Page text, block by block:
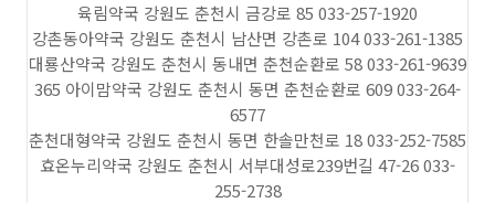
육림약국 강원도 춘천시 금강로 85 033-257-1920
강촌동아약국 강원도 춘천시 남산면 강촌로 104 033-261-1385
대룡산약국 강원도 춘천시 동내면 춘천순환로 58 033-261-9639
365 아이맘약국 강원도 춘천시 동면 춘천순환로 609 033-264-
6577
춘천대형약국 강원도 춘천시 동면 한솔만천로 18 033-252-7585
효온누리약국 강원도 춘천시 서부대성로239번길 47-26 033-
255-2738